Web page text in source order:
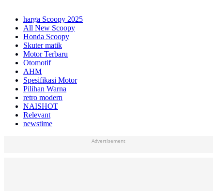
harga Scoopy 2025
All New Scoopy
Honda Scoopy
Skuter matik
Motor Terbaru
Otomotif
AHM
Spesifikasi Motor
Pilihan Warna
retro modern
NAISHOT
Relevant
newstime
Advertisement